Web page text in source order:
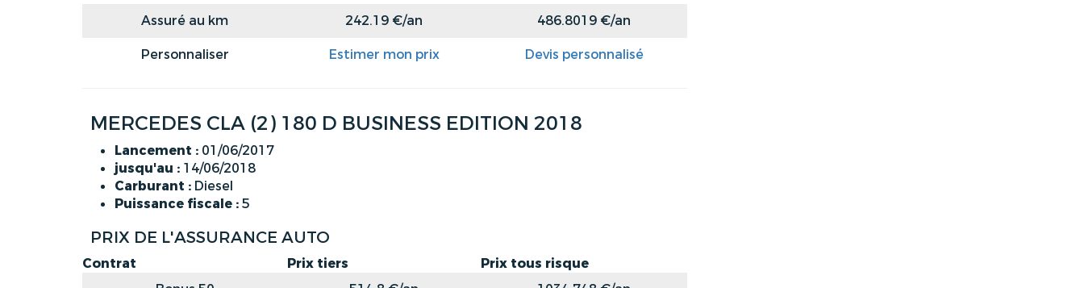
Assuré au km
242.19 €/an
486.8019 €/an
Personnaliser
Estimer mon prix Devis personnalisé
MERCEDES CLA (2) 180 D BUSINESS EDITION 2018
Lancement : 01/06/2017
jusqu'au : 14/06/2018
Carburant : Diesel
Puissance fiscale :5
PRIX DE L'ASSURANCE AUTO
Contrat Prix tiers
Prix tous risque